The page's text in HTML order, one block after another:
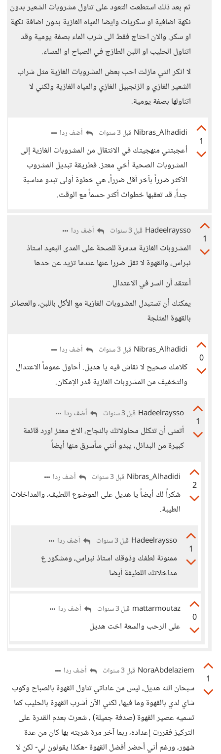
ثم بعد ذلك استطعت التعود على تناول مشروبات الشعير بدون
نكهة اضافية او سكريات وايضا المياه الغازية بدون اضافة نكهة
او سكر. والان احتاج فقط الى شرب الماء بصفة يومية وقد
اتناول الحليب او اللبن الطازج في الصباح او المساء.
لا انكر انني مازلت احب بعض المشروبات الغازية مثل شراب
الشعير الغازي و الزنجبيل الغازي والمياه الغازية ولكني لا
اتناولها بصفة يومية.
1
Nibras_Alhadidi قبل 3 سنوات أضف ردا
أعجبتني منهجيتك في الانتقال من المشروبات الغازية إلى
المشروبات الصحية أخي معتز. فطريقة تبديل المشروب
الأكثر ضرراً بآخر أقل ضرراً، هي خطوة أولى تبدو مناسبة
جداً، قد تعقبها خطوات أكثر حسماً مع الوقت.
1
Hadeelraysso قبل 3 سنوات أضف ردا
المشروبات الغازية مدمرة للصحة على المدى البعيد استاذ
نبراس، والقهوة لا تقل ضررا عنها عندما تزيد عن حدها
أعتقد أن السر في الاعتدال
يمكنك أن تستبدل المشروبات الغازية مع الأكل باللبن، والعصائر
بالقهوة المثلجة
0
Nibras_Alhadidi قبل 3 سنوات أضف ردا
كلامك صحيح لا نقاش فيه يا هديل. أحاول عموماً الاعتدال
والتخفيف من المشروبات الغازية قدر الإمكان.
1
Hadeelraysso قبل 3 سنوات أضف ردا
أتمنى أن تتكلل محاولاتك بالنجاح، الاخ معتز اورد قائمة
كبيرة من البدائل، يبدو أنني سأسرق منها أيضاً
2
Nibras_Alhadidi قبل 3 سنوات أضف ردا
شكراً لك أيضاً يا هديل على الموضوع اللطيف، والمداخلات
الطيبة.
1
Hadeelraysso قبل 3 سنوات أضف ردا
ممنونة لطفك وذوقك استاذ نبراس، ومشكور ع
مداخلاتك اللطيفة أيضا
0
mattarmoutaz قبل 3 سنوات أضف ردا
على الرحب والسعة اخت هديل
1
NoraAbdelaziem قبل 3 سنوات أضف ردا
سبحان الله هديل، ليس من عاداتي تناول القهوة بالصباح وكوب
شاي لدي بالقهوة وما فيها، لكني الآن أشرب القهوة بالحليب كما
تسميه عصير القهوة (صدفة جميلة) ، شعرت بعدم القدرة على
التركيز فقررت إعداده، ربما آخر مرة شربته بها كان من عدة
شهور، ورغم أني أحضر أفضل القهوة -هكذا يقولون لي- لكن لا